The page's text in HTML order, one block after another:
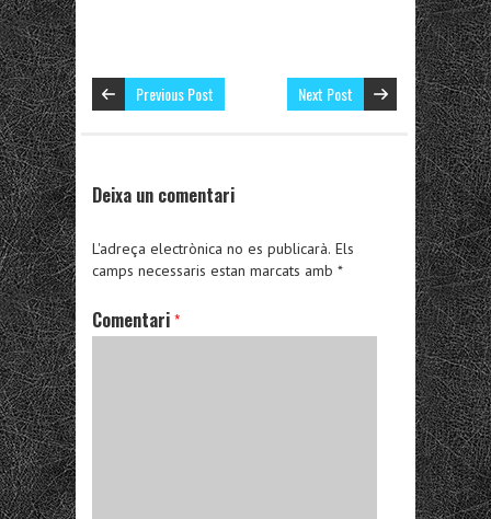
Previous Post Next Post
Deixa un comentari
L'adreça electrònica no es publicarà. Els
camps necessaris estan marcats amb *
Comentari *